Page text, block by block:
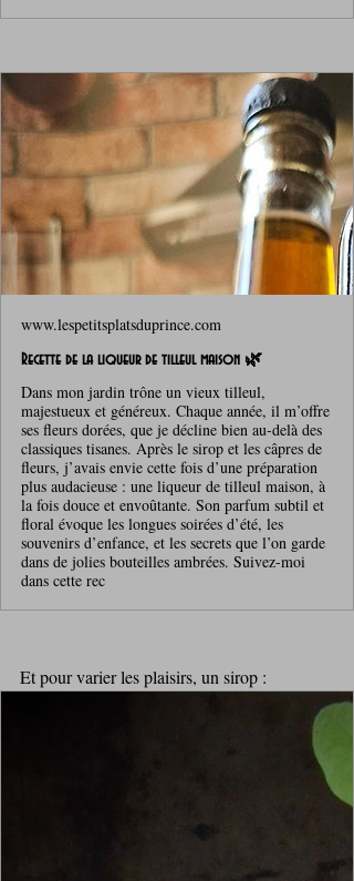
www.lespetitsplatsduprince.com
Recette de la liqueur de tilleul maison 🌿
Dans mon jardin trône un vieux tilleul,
majestueux et généreux. Chaque année, il m’offre
ses fleurs dorées, que je décline bien au-delà des
classiques tisanes. Après le sirop et les câpres de
fleurs, j’avais envie cette fois d’une préparation
plus audacieuse : une liqueur de tilleul maison, à
la fois douce et envoûtante. Son parfum subtil et
floral évoque les longues soirées d’été, les
souvenirs d’enfance, et les secrets que l’on garde
dans de jolies bouteilles ambrées. Suivez-moi
dans cette rec
Et pour varier les plaisirs, un sirop :